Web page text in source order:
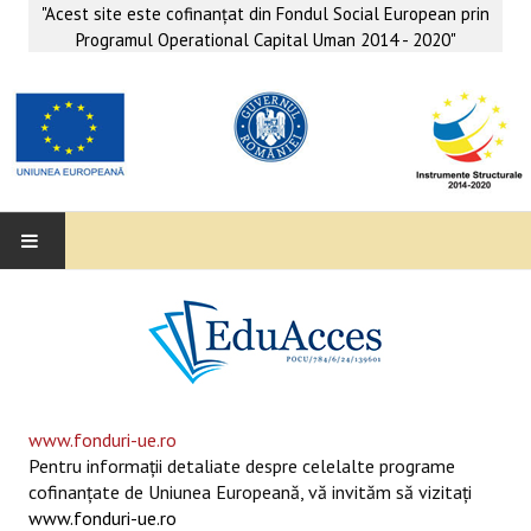
"Acest site este cofinanţat din Fondul Social European prin
Programul Operational Capital Uman 2014 - 2020"
SUPORT EDUCAȚIONAL MATEMATICĂ- INFORMATICĂ
SERVICII PSIHO-SOCIALE
www.fonduri-ue.ro
Pentru informaţii detaliate despre celelalte programe
cofinanţate de Uniunea Europeană, vă invităm să vizitaţi
www.fonduri-ue.ro